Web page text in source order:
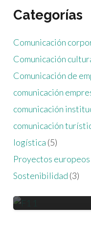
Categorías
Comunicación
Comunicación
Comunicación de
comunicación
comunicación
comunicación
logística (5)
Proyectos europeos
Sostenibilidad (3)
LOGÍSTICA
Zaragoza
logística de
PROYECTOS
COMUNICACIÓN
Aragón